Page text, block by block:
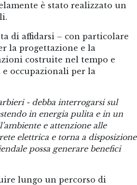
è stato realizzato un
di affidarsi – con particolare
la progettazione e la
costruite nel tempo e
occupazionali per la
- debba interrogarsi sul
in energia pulita e in un
e attenzione alle
elettrica e torna a disposizione
possa generare benefici
lungo un percorso di